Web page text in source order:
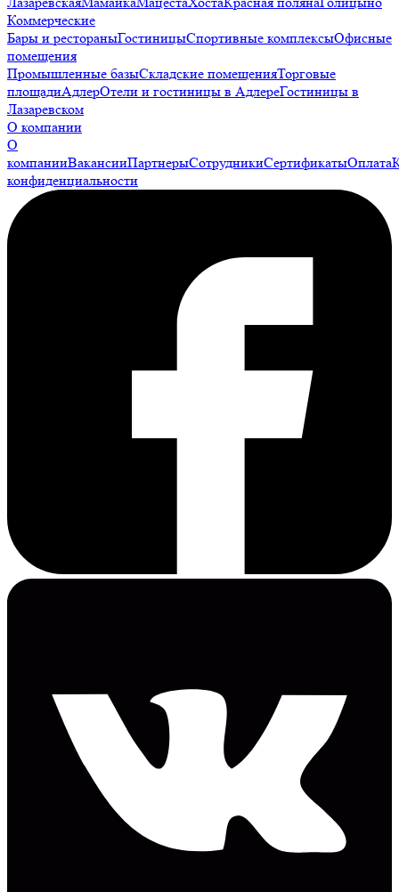
Коммерческие
Бары и рестораныГостиницыСпортивные комплексыОфисные
помещения
Промышленные базыСкладские помещенияТорговые
площадиАдлерОтели и гостиницы в АдлереГостиницы в
Лазаревском
О компании
О
компанииВакансииПартнерыСотрудникиСертификатыОплата
конфиденциальности